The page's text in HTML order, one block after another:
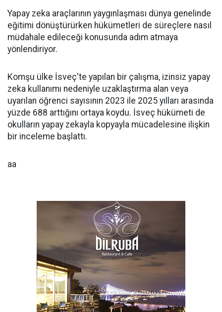
Yapay zeka araçlarının yaygınlaşması dünya genelinde
eğitimi dönüştürürken hükümetleri de süreçlere nasıl
müdahale edileceği konusunda adım atmaya
yönlendiriyor.
Komşu ülke İsveç'te yapılan bir çalışma, izinsiz yapay
zeka kullanımı nedeniyle uzaklaştırma alan veya
uyarılan öğrenci sayısının 2023 ile 2025 yılları arasında
yüzde 688 arttığını ortaya koydu. İsveç hükümeti de
okulların yapay zekayla kopyayla mücadelesine ilişkin
bir inceleme başlattı.
aa